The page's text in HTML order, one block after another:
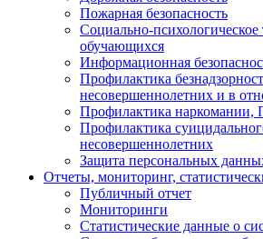
Пожарная безопасность
Социально-психологическое
обучающихся
Информационная
Профилактика
несовершеннолетних и в
Профилактика
Профилактика
несовершеннолетних
Защита персональных
Отчеты, мониторинг,
Публичный отчет
Мониторинги
Статистические данные о